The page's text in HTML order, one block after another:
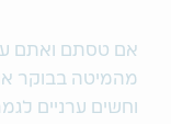
אם טסתם ואתם
מהמיטה בבוקר
וחשים ערניים